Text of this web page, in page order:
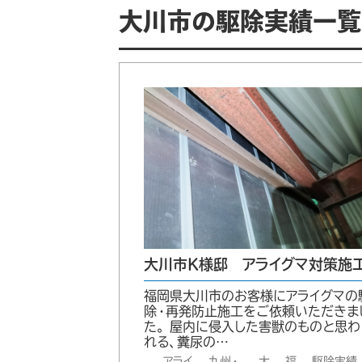
大川市の駆除実績一覧
大川市K様邸 アライグマ対策施
福岡県大川市のお客様にアライグマの
除・再発防止施工をご依頼いただきま
た。 屋内に侵入した害獣のものと思わ
れる、糞尿の…